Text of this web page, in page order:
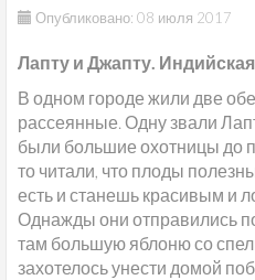
Опубликовано: 08 июля 2017
Лапту и Джапту. Индийская
В одном городе жили две
рассеянные. Одну звали
были большие охотницы до
то читали, что плоды
есть и станешь красивым и
Однажды они отправились
там большую яблоню со
захотелось унести домой